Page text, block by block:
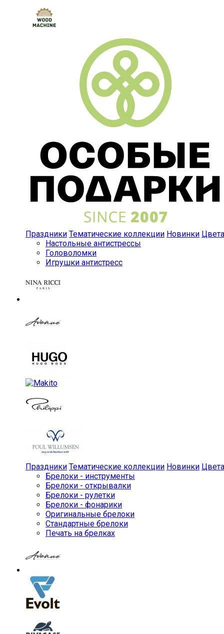
Праздники Тематические коллекции Новинки Цвета
Настольные антистрессы
Головоломки
Игрушки антистресс
Праздники Тематические коллекции Новинки Цвета
Брелоки - инструменты
Брелоки - открывалки
Брелоки - рулетки
Брелоки - фонарики
Оригинальные брелоки
Стандартные брелоки
Печать на брелках